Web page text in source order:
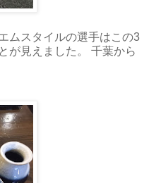
ムスタイルの選手はこの3
が見えました。 千葉から